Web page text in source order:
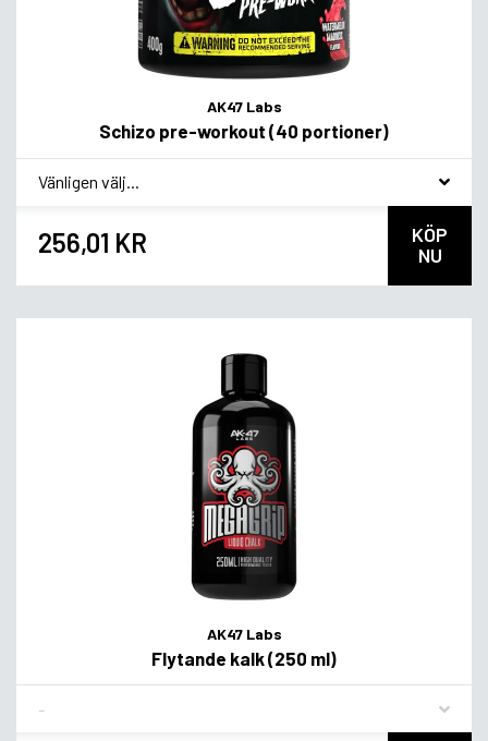
AK47 Labs
Schizo pre-workout (40 portioner)
* Smagsvariant
256,01 KR
KÖP
NU
AK47 Labs
Flytande kalk (250 ml)